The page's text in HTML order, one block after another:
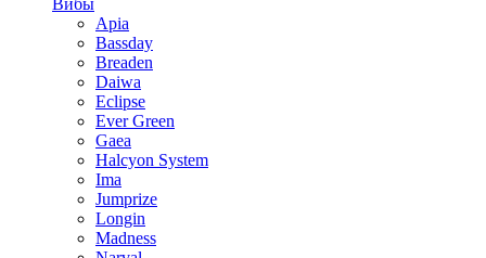
Вибы
Apia
Bassday
Breaden
Daiwa
Eclipse
Ever Green
Gaea
Halcyon System
Ima
Jumprize
Longin
Madness